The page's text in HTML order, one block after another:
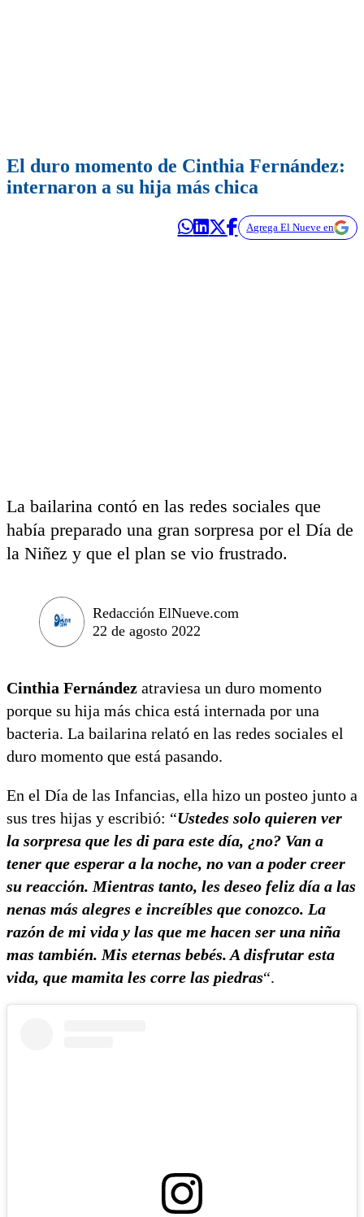
El duro momento de Cinthia Fernández:
internaron a su hija más chica
Agrega El Nueve en
La bailarina contó en las redes sociales que
había preparado una gran sorpresa por el Día de
la Niñez y que el plan se vio frustrado.
Redacción ElNueve.com
22 de agosto 2022
Cinthia Fernández atraviesa un duro momento
porque su hija más chica está internada por una
bacteria. La bailarina relató en las redes sociales el
duro momento que está pasando.
En el Día de las Infancias, ella hizo un posteo junto a
sus tres hijas y escribió: “Ustedes solo quieren ver
la sorpresa que les di para este día, ¿no? Van a
tener que esperar a la noche, no van a poder creer
su reacción. Mientras tanto, les deseo feliz día a las
nenas más alegres e increíbles que conozco. La
razón de mi vida y las que me hacen ser una niña
mas también. Mis eternas bebés. A disfrutar esta
vida, que mamita les corre las piedras“.